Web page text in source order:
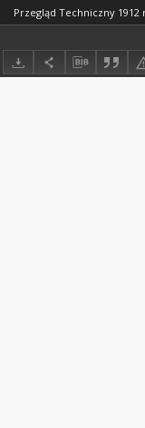
Przegląd Techniczny 1912